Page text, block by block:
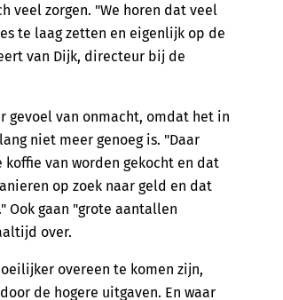
veel zorgen. "We horen dat veel
te laag zetten en eigenlijk op de
van Dijk, directeur bij de
gevoel van onmacht, omdat het in
niet meer genoeg is. "Daar
van worden gekocht en dat
op zoek naar geld en dat
Ook gaan "grote aantallen
over.
overeen te komen zijn,
de hogere uitgaven. En waar